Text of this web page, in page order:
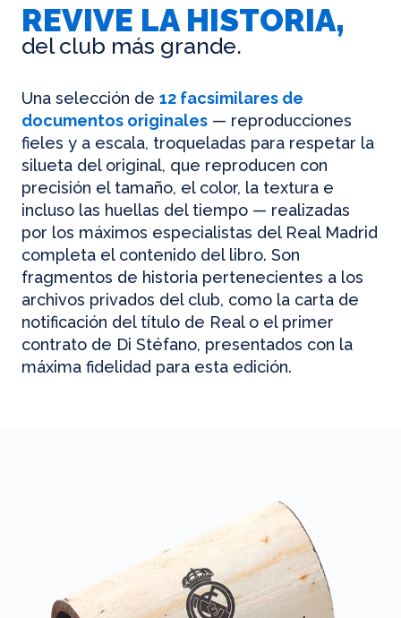
REVIVE LA HISTORIA,
del club más grande.
Una selección de 12 facsimilares de
documentos originales — reproducciones
fieles y a escala, troqueladas para respetar la
silueta del original, que reproducen con
precisión el tamaño, el color, la textura e
incluso las huellas del tiempo — realizadas
por los máximos especialistas del Real Madrid
completa el contenido del libro. Son
fragmentos de historia pertenecientes a los
archivos privados del club, como la carta de
notificación del título de Real o el primer
contrato de Di Stéfano, presentados con la
máxima fidelidad para esta edición.